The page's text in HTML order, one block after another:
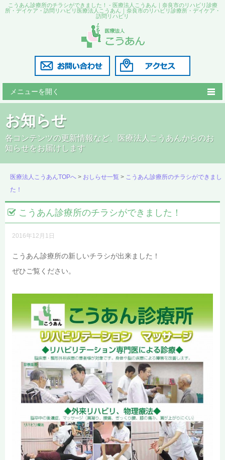
こうあん診療所のチラシができました！ - 医療法人こうあん｜奈良市のリハビリ診療
所・デイケア・訪問リハビリ医療法人こうあん｜奈良市のリハビリ診療所・デイケア・
訪問リハビリ
メニューを開く
こうあん診療所
リハビリこうあん
訪問リハビリ
医師の紹介
お知らせ
各コンテンツの更新情報など、医療法人こうあんからのお
知らせをお届けします
医療法人こうあんTOPへ > おしらせ一覧 > こうあん診療所のチラシができまし
た！
こうあん診療所のチラシができました！
2016年12月1日
こうあん診療所の新しいチラシが出来ました！
ぜひご覧ください。